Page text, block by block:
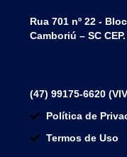
Rua 701 nº 22 -
Camboriú – SC
(47) 99175-6620
Política de
Termos de Uso